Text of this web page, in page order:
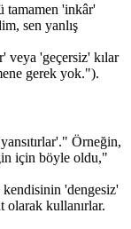
tamamen 'inkâr'
sen yanlış
veya 'geçersiz' kılar
gerek yok.").
Örneğin,
için böyle oldu,"
'dengesiz'
olarak kullanırlar.